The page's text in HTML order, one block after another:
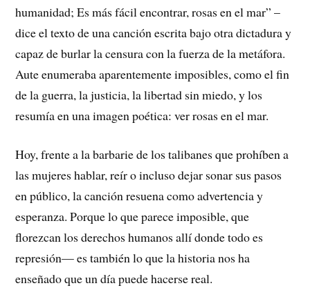
humanidad; Es más fácil encontrar, rosas en el mar” –
dice el texto de una canción escrita bajo otra dictadura y
capaz de burlar la censura con la fuerza de la metáfora.
Aute enumeraba aparentemente imposibles, como el fin
de la guerra, la justicia, la libertad sin miedo, y los
resumía en una imagen poética: ver rosas en el mar.
Hoy, frente a la barbarie de los talibanes que prohíben a
las mujeres hablar, reír o incluso dejar sonar sus pasos
en público, la canción resuena como advertencia y
esperanza. Porque lo que parece imposible, que
florezcan los derechos humanos allí donde todo es
represión— es también lo que la historia nos ha
enseñado que un día puede hacerse real.